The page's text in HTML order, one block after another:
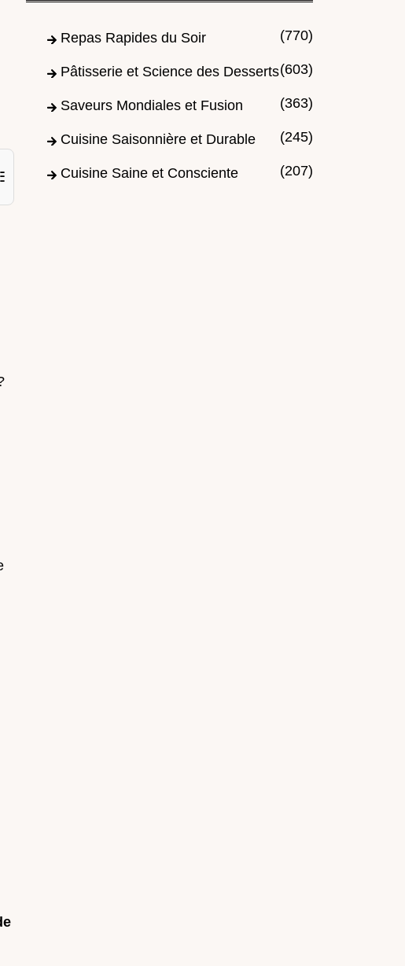
Repas Rapides du Soir (770)
Pâtisserie et Science des Desserts(603)
Saveurs Mondiales et Fusion (363)
Cuisine Saisonnière et Durable (245)
Cuisine Saine et Consciente (207)